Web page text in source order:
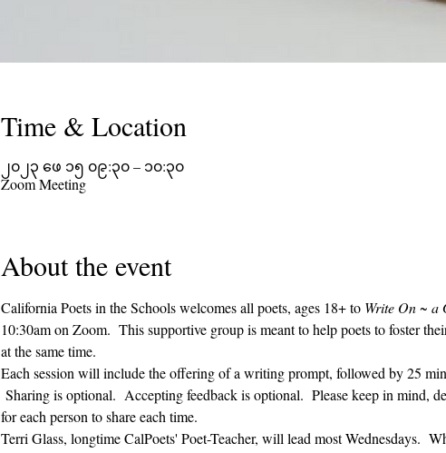
Time & Location
၂၀၂၃ ဖေ ၁၅ ၀၉:၃၀ – ၁၀:၃၀
Zoom Meeting
About the event
California Poets in the Schools welcomes all poets, ages 18+ to Write On ~ a
10:30am on Zoom.  This supportive group is meant to help poets to foster
at the same time.
Each session will include the offering of a writing prompt, followed by 25
Sharing is optional.  Accepting feedback is optional.  Please keep in mind,
for each person to share each time.
Terri Glass, longtime CalPoets' Poet-Teacher, will lead most Wednesdays.